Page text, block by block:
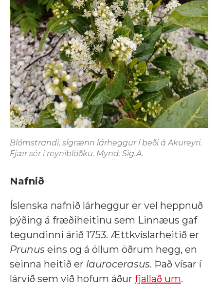
Blómstrandi, sígrænn lárheggur í beði á Akureyri.
Fjær sér í reyniblöðku. Mynd: Sig.A.
Nafnið
Íslenska nafnið lárheggur er vel heppnuð
þýðing á fræðiheitinu sem Linnæus gaf
tegundinni árið 1753. Ættkvíslarheitið er
Prunus eins og á öllum öðrum hegg, en
seinna heitið er laurocerasus. Það vísar í
lárvið sem við höfum áður fjallað um.